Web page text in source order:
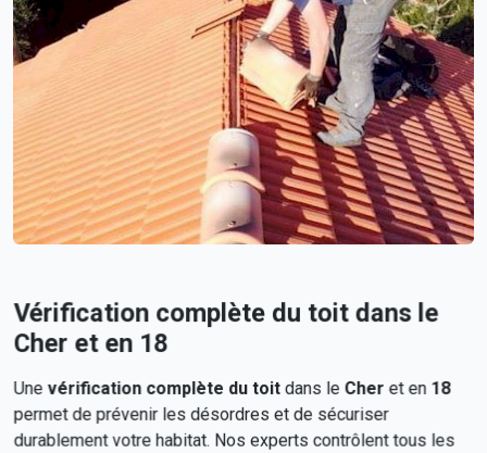
Vérification complète du toit dans le
Cher et en 18
Une vérification complète du toit dans le Cher et en 18
permet de prévenir les désordres et de sécuriser
durablement votre habitat. Nos experts contrôlent tous les